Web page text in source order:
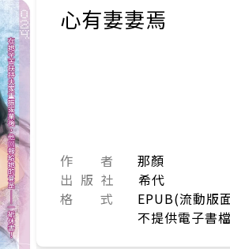
心有妻妻焉
作 者
那顏
出 版 社
希代
格 式
EPUB(流動版
不提供電子書